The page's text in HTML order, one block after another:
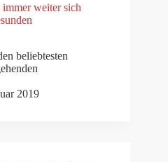
weiter sich
beliebtesten
2019